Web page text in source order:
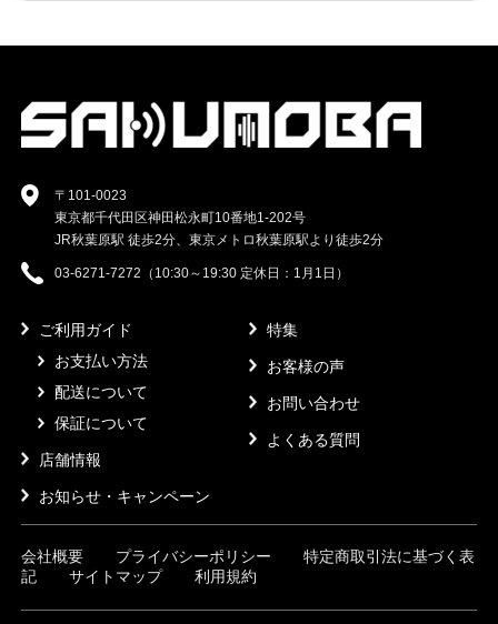
〒101-0023
東京都千代田区神田松永町10番地1-202号
JR秋葉原駅 徒歩2分、東京メトロ秋葉原駅より徒歩2分
03-6271-7272（10:30～19:30 定休日：1月1日）
ご利用ガイド
お支払い方法
配送について
保証について
店舗情報
お知らせ・キャンペーン
特集
お客様の声
お問い合わせ
よくある質問
会社概要 プライバシーポリシー
特定商取引法に基づく表
記
サイトマップ 利用規約